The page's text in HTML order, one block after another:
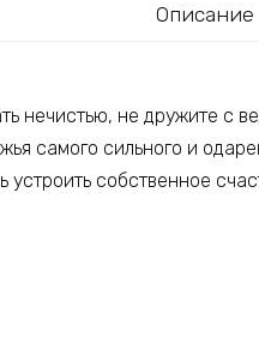
Описание
нечистью, не дружите с
самого сильного и
устроить собственное